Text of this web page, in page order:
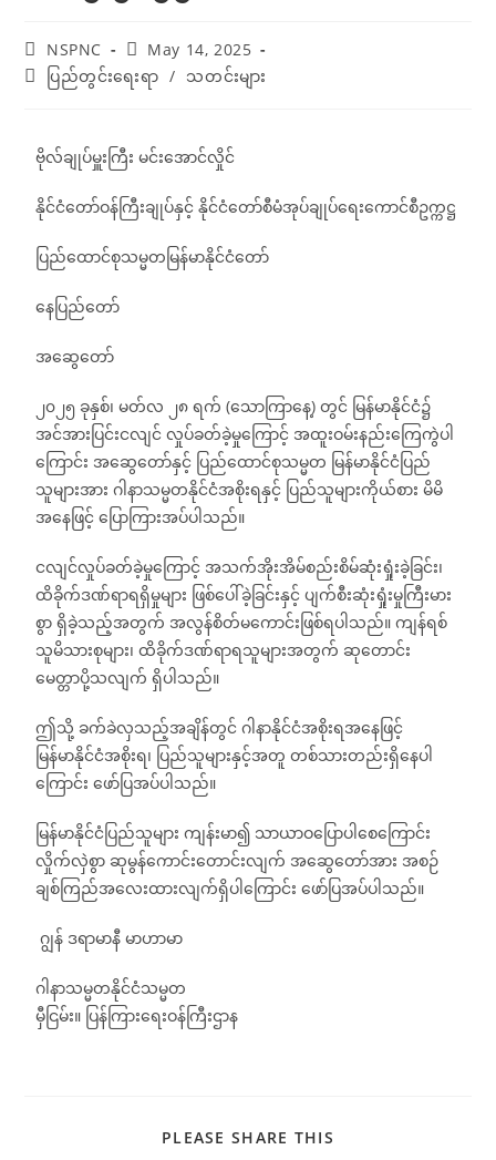
NSPNC
May 14, 2025
ပြည်တွင်းရေးရာ / သတင်းများ
ဗိုလ်ချုပ်မှူးကြီး မင်းအောင်လှိုင်
နိုင်ငံတော်ဝန်ကြီးချုပ်နှင့် နိုင်ငံတော်စီမံအုပ်ချုပ်ရေးကောင်စီဥက္ကဋ္ဌ
ပြည်ထောင်စုသမ္မတမြန်မာနိုင်ငံတော်
နေပြည်တော်
အဆွေတော်
၂၀၂၅ ခုနှစ်၊ မတ်လ ၂၈ ရက် (သောကြာနေ့) တွင် မြန်မာနိုင်ငံ၌
အင်အားပြင်းငလျင် လှုပ်ခတ်ခဲ့မှုကြောင့် အထူးဝမ်းနည်းကြေကွဲပါ
ကြောင်း အဆွေတော်နှင့် ပြည်ထောင်စုသမ္မတ မြန်မာနိုင်ငံပြည်
သူများအား ဂါနာသမ္မတနိုင်ငံအစိုးရနှင့် ပြည်သူများကိုယ်စား မိမိ
အနေဖြင့် ပြောကြားအပ်ပါသည်။
ငလျင်လှုပ်ခတ်ခဲ့မှုကြောင့် အသက်အိုးအိမ်စည်းစိမ်ဆုံးရှုံးခဲ့ခြင်း၊
ထိခိုက်ဒဏ်ရာရရှိမှုများ ဖြစ်ပေါ်ခဲ့ခြင်းနှင့် ပျက်စီးဆုံးရှုံးမှုကြီးမား
စွာ ရှိခဲ့သည့်အတွက် အလွန်စိတ်မကောင်းဖြစ်ရပါသည်။ ကျန်ရစ်
သူမိသားစုများ၊ ထိခိုက်ဒဏ်ရာရသူများအတွက် ဆုတောင်း
မေတ္တာပို့သလျက် ရှိပါသည်။
ဤသို့ ခက်ခဲလှသည့်အချိန်တွင် ဂါနာနိုင်ငံအစိုးရအနေဖြင့်
မြန်မာနိုင်ငံအစိုးရ၊ ပြည်သူများနှင့်အတူ တစ်သားတည်းရှိနေပါ
ကြောင်း ဖော်ပြအပ်ပါသည်။
မြန်မာနိုင်ငံပြည်သူများ ကျန်းမာ၍ သာယာဝပြောပါစေကြောင်း
လှိုက်လှဲစွာ ဆုမွန်ကောင်းတောင်းလျက် အဆွေတော်အား အစဉ်
ချစ်ကြည်အလေးထားလျက်ရှိပါကြောင်း ဖော်ပြအပ်ပါသည်။
ဂျွန် ဒရာမာနီ မာဟာမာ
ဂါနာသမ္မတနိုင်ငံသမ္မတ
မှီငြမ်း။ ပြန်ကြားရေးဝန်ကြီးဌာန
PLEASE SHARE THIS